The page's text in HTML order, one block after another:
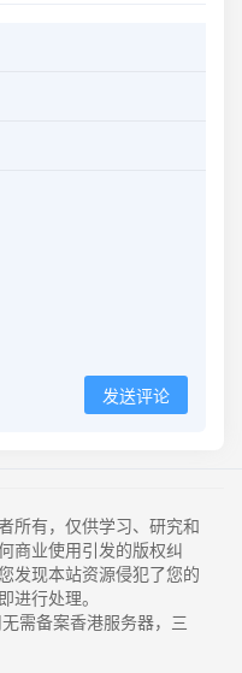
发送评论
所有，仅供学习、研究和
商业使用引发的版权纠
发现本站资源侵犯了您的
进行处理。
需备案香港服务器，三